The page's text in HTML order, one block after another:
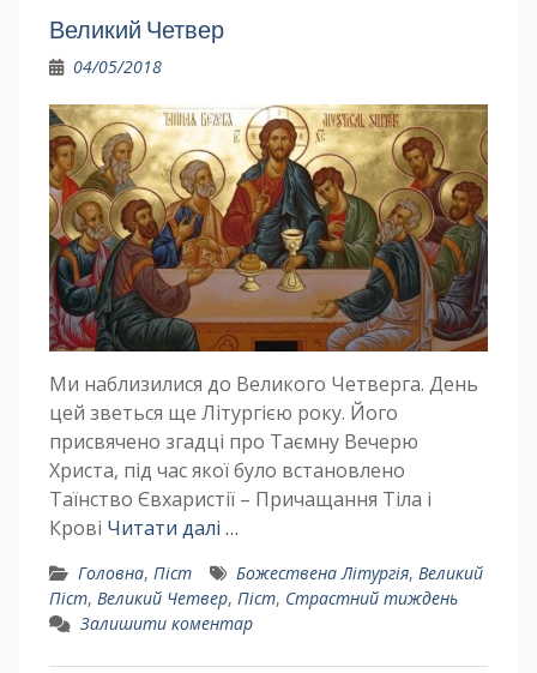
Великий Четвер
04/05/2018
Ми наблизилися до Великого Четверга. День
цей зветься ще Літургією року. Його
присвячено згадці про Таємну Вечерю
Христа, під час якої було встановлено
Таїнство Євхаристії – Причащання Тіла і
Крові Читати далі …
Головна, Піст Божествена Літургія, Великий
Піст, Великий Четвер, Піст, Страстний тиждень
Залишити коментар